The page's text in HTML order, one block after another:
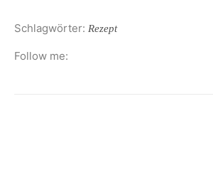
Schlagwörter: Rezept
Follow me: